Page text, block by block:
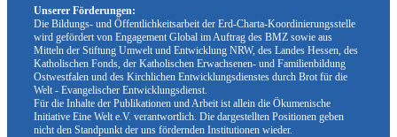
Unserer Förderungen:
Die Bildungs- und Öffentlichkeitsarbeit der Erd-Charta-Koordinierungsstelle
wird gefördert von Engagement Global im Auftrag des BMZ sowie aus
Mitteln der Stiftung Umwelt und Entwicklung NRW, des Landes Hessen, des
Katholischen Fonds, der Katholischen Erwachsenen- und Familienbildung
Ostwestfalen und des Kirchlichen Entwicklungsdienstes durch Brot für die
Welt - Evangelischer Entwicklungsdienst.
Für die Inhalte der Publikationen und Arbeit ist allein die Ökumenische
Initiative Eine Welt e.V. verantwortlich. Die dargestellten Positionen geben
nicht den Standpunkt der uns fördernden Institutionen wieder.